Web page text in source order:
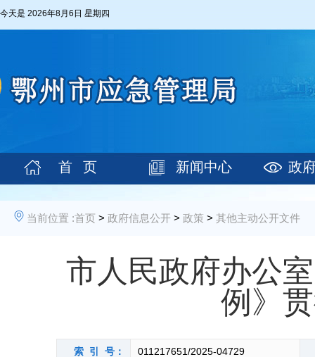
今天是 2026年8月6日 星期四
首 页 新闻中心 政
当前位置 :首页 > 政府信息公开 > 政策 > 其他主动公开文件
市人民政府办公
例》
索 引 号： 011217651/2025-04729